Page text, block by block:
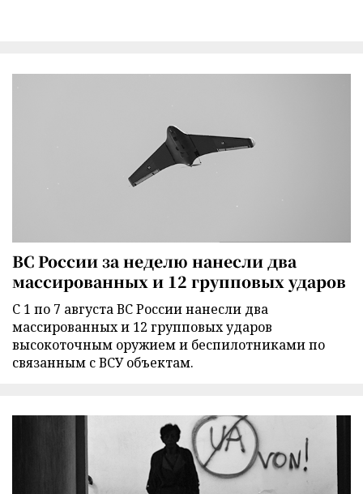
ВС России за неделю нанесли два
массированных и 12 групповых ударов
С 1 по 7 августа ВС России нанесли два
массированных и 12 групповых ударов
высокоточным оружием и беспилотниками по
связанным с ВСУ объектам.